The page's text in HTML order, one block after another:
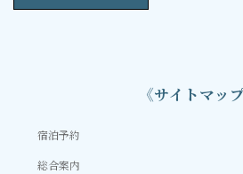
《サイトマップ
宿泊予約
総合案内